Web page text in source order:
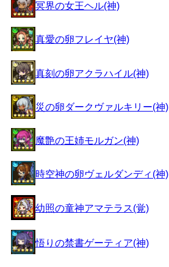
冥界の女王ヘル(神)
真愛の卵フレイヤ(神)
真刻の卵アクラハイル(神)
災の卵ダークヴァルキリー(神)
魔艶の王姉モルガン(神)
時空神の卵ヴェルダンディ(神)
幼照の童神アマテラス(覚)
悟りの禁書ゲーティア(神)